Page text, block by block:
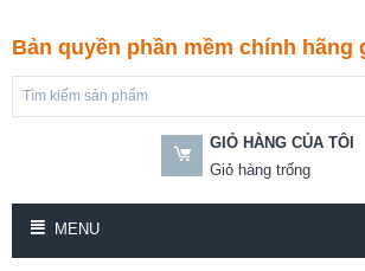
Bản quyền phần mềm chính hãng
GIỎ HÀNG CỦA TÔI
Giỏ hàng trống
MENU